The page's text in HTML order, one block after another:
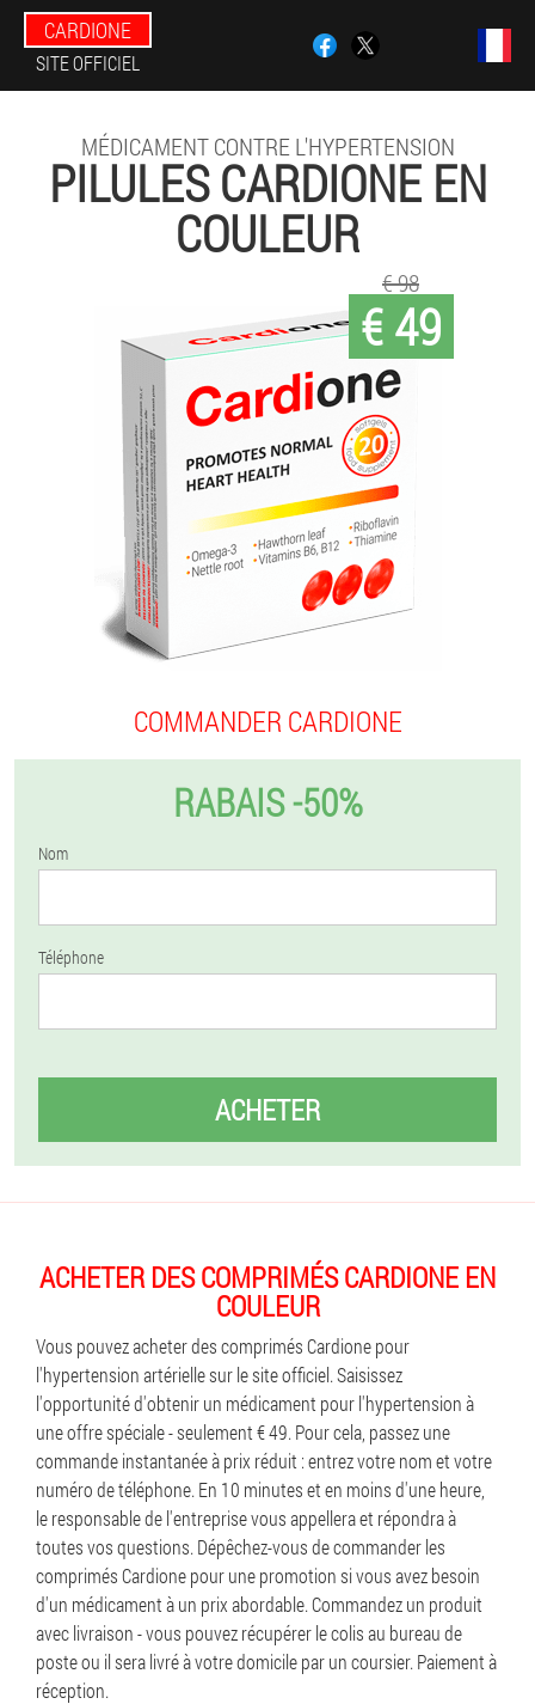
CARDIONE
SITE OFFICIEL
MÉDICAMENT CONTRE L'HYPERTENSION
PILULES CARDIONE EN
COULEUR
€ 49
€ 98
COMMANDER CARDIONE
RABAIS -50%
Nom
Téléphone
ACHETER
ACHETER DES COMPRIMÉS CARDIONE EN
COULEUR
Vous pouvez acheter des comprimés Cardione pour
l'hypertension artérielle sur le site officiel. Saisissez
l'opportunité d'obtenir un médicament pour l'hypertension à
une offre spéciale - seulement € 49. Pour cela, passez une
commande instantanée à prix réduit : entrez votre nom et votre
numéro de téléphone. En 10 minutes et en moins d'une heure,
le responsable de l'entreprise vous appellera et répondra à
toutes vos questions. Dépêchez-vous de commander les
comprimés Cardione pour une promotion si vous avez besoin
d'un médicament à un prix abordable. Commandez un produit
avec livraison - vous pouvez récupérer le colis au bureau de
poste ou il sera livré à votre domicile par un coursier. Paiement à
réception.